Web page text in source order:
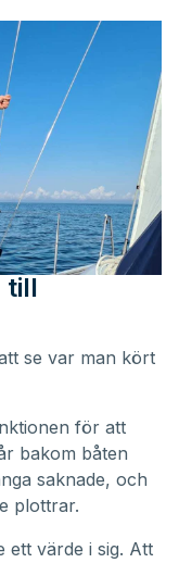
till
se var man kört
för att
bakom båten
saknade, och
plottrar.
ett värde i sig. Att